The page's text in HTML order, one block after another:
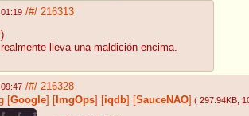
/#/ 216313
lleva una maldición encima.
/#/ 216328
[Google] [ ImgOps] [iqdb] [SauceNAO] ( 297.94KB ,